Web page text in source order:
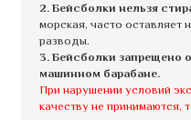
2. Бейсболки нельзя
морская, часто оставляет
разводы.
3. Бейсболки запрещено
машинном барабане.
При нарушении условий
качеству не принимаются,